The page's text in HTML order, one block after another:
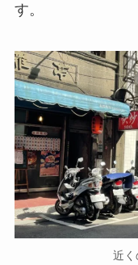
す。
近く